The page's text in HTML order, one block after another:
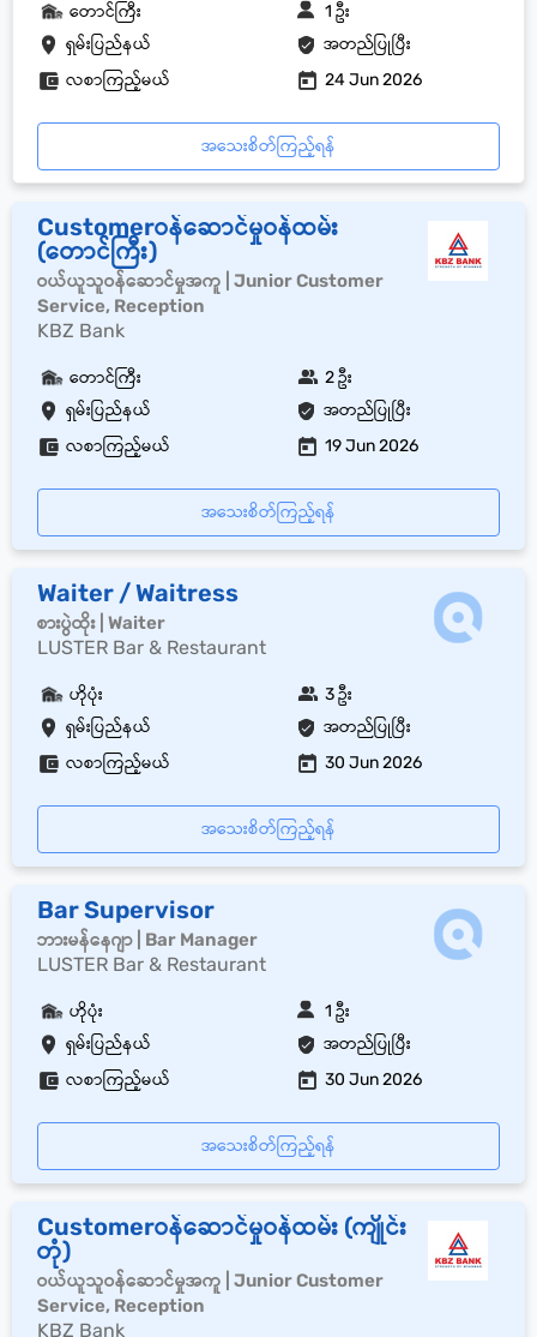
ရှမ်းပြည်နယ် အတည်ပြုပြီး
တောင်ကြီး 1 ဦး
လစာကြည့်မယ် 24 Jun 2026
အသေးစိတ်ကြည့်ရန်
Customerဝန်ဆောင်မှုဝန်ထမ်း
(တောင်ကြီး)
ဝယ်ယူသူဝန်ဆောင်မှုအကူ | Junior Customer
Service, Reception
KBZ Bank
ရှမ်းပြည်နယ် အတည်ပြုပြီး
တောင်ကြီး 2 ဦး
လစာကြည့်မယ် 19 Jun 2026
အသေးစိတ်ကြည့်ရန်
Waiter / Waitress
စားပွဲထိုး | Waiter
LUSTER Bar & Restaurant
ရှမ်းပြည်နယ် အတည်ပြုပြီး
ဟိုပုံး 3 ဦး
လစာကြည့်မယ် 30 Jun 2026
အသေးစိတ်ကြည့်ရန်
Bar Supervisor
ဘားမန်နေဂျာ | Bar Manager
LUSTER Bar & Restaurant
ရှမ်းပြည်နယ် အတည်ပြုပြီး
ဟိုပုံး 1 ဦး
လစာကြည့်မယ် 30 Jun 2026
အသေးစိတ်ကြည့်ရန်
Customerဝန်ဆောင်မှုဝန်ထမ်း (ကျိုင်း
တုံ)
ဝယ်ယူသူဝန်ဆောင်မှုအကူ | Junior Customer
Service, Reception
KBZ Bank